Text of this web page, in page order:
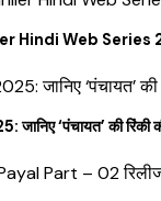
Web Series
‘पंचायत’ की रिंकी